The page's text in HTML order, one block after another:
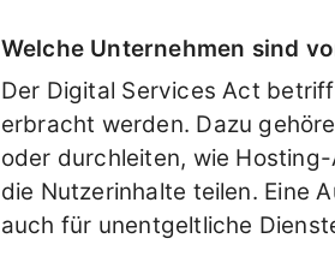
Welche Unternehmen sind
Der Digital Services Act
erbracht werden. Dazu
oder durchleiten, wie
die Nutzerinhalte teilen. Eine
auch für unentgeltliche